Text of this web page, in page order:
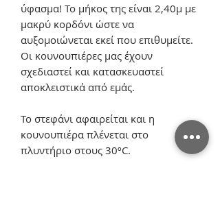
ύφασμα! Το μήκος της είναι 2,40μ με
μακρύ κορδόνι ώστε να
αυξομοιώνεται εκεί που επιθυμείτε.
Οι κουνουπιέρες μας έχουν
σχεδιαστεί και κατασκευαστεί
αποκλειστικά από εμάς.
Το στεφάνι αφαιρείται και η
κουνουπιέρα πλένεται στο
πλυντήριο στους 30ºC.